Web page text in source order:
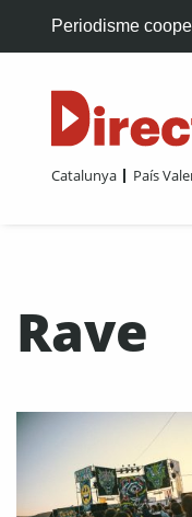
Periodisme
Catalunya País
Rave